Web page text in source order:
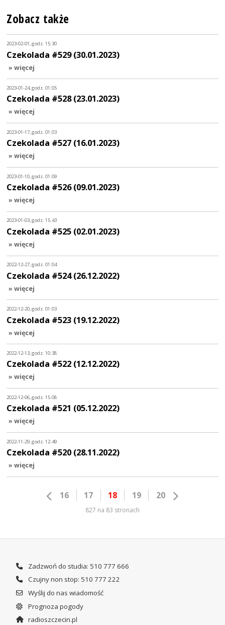
Zobacz także
2023-02-01, godz. 15:30
Czekolada #529 (30.01.2023)
» więcej
2023-01-24, godz. 01:05
Czekolada #528 (23.01.2023)
» więcej
2023-01-17, godz. 01:03
Czekolada #527 (16.01.2023)
» więcej
2023-01-10, godz. 01:09
Czekolada #526 (09.01.2023)
» więcej
2023-01-03, godz. 15:43
Czekolada #525 (02.01.2023)
» więcej
2022-12-27, godz. 01:04
Czekolada #524 (26.12.2022)
» więcej
2022-12-20, godz. 01:03
Czekolada #523 (19.12.2022)
» więcej
2022-12-13, godz. 10:38
Czekolada #522 (12.12.2022)
» więcej
2022-12-06, godz. 15:08
Czekolada #521 (05.12.2022)
» więcej
2022-11-29, godz. 12:49
Czekolada #520 (28.11.2022)
» więcej
16 17 18 19 20
827 na 83 stronach
Zadzwoń do studia: 510 777 666
Czujny non stop: 510 777 222
Wyślij do nas wiadomość
Prognoza pogody
radioszczecin.pl